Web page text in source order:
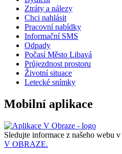
Ztráty a nálezy
Chci nahlásit
Pracovní nabídky
Informační SMS
Odpady
Počasí Město Libavá
Průjezdnost prostoru
Životní situace
Letecké snímky
Mobilní aplikace
Sledujte informace z našeho webu v
V OBRAZE.